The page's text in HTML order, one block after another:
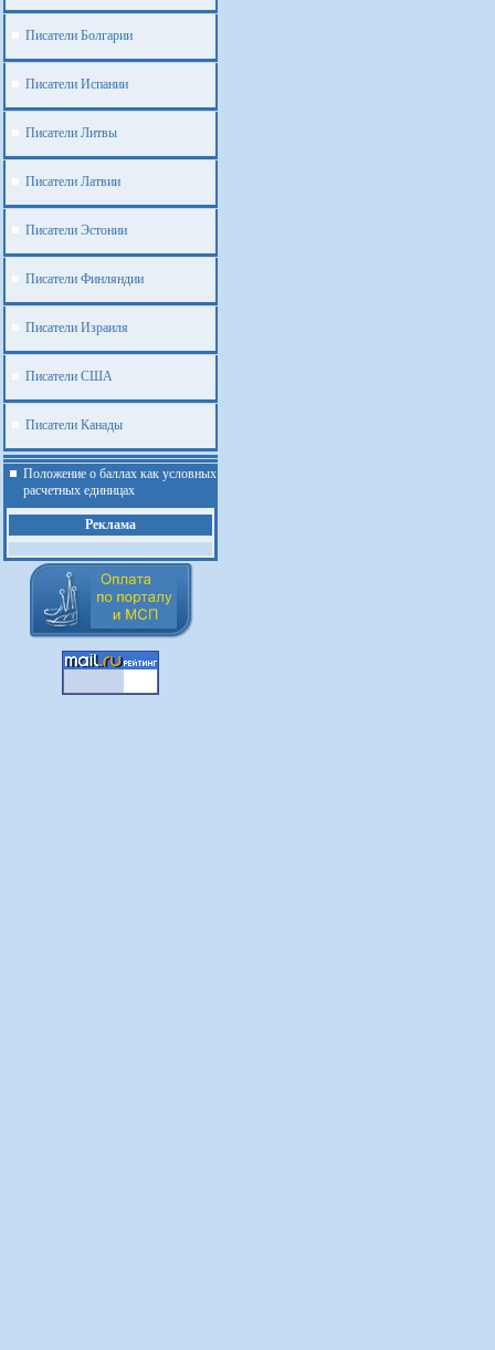
Писатели Болгарии
Писатели Испании
Писатели Литвы
Писатели Латвии
Писатели Эстонии
Писатели Финляндии
Писатели Израиля
Писатели США
Писатели Канады
Положение о баллах как условных
расчетных единицах
Реклама